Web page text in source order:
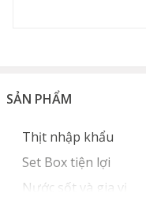
SẢN PHẨM
Thịt nhập khẩu
Set Box tiện lợi
Nước sốt và gia vị